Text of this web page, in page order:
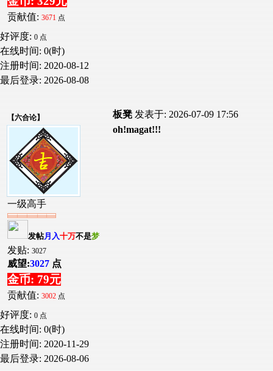
贡献值: 3671 点
好评度: 0 点
在线时间: 0(时)
注册时间: 2020-08-12
最后登录: 2026-08-08
【六合论】
一级高手
发帖月入十万不是梦
发贴: 3027
威望:3027 点
金币: 79元
贡献值: 3002 点
好评度: 0 点
在线时间: 0(时)
注册时间: 2020-11-29
最后登录: 2026-08-06
板凳 发表于: 2026-07-09 17:56
oh!magat!!!